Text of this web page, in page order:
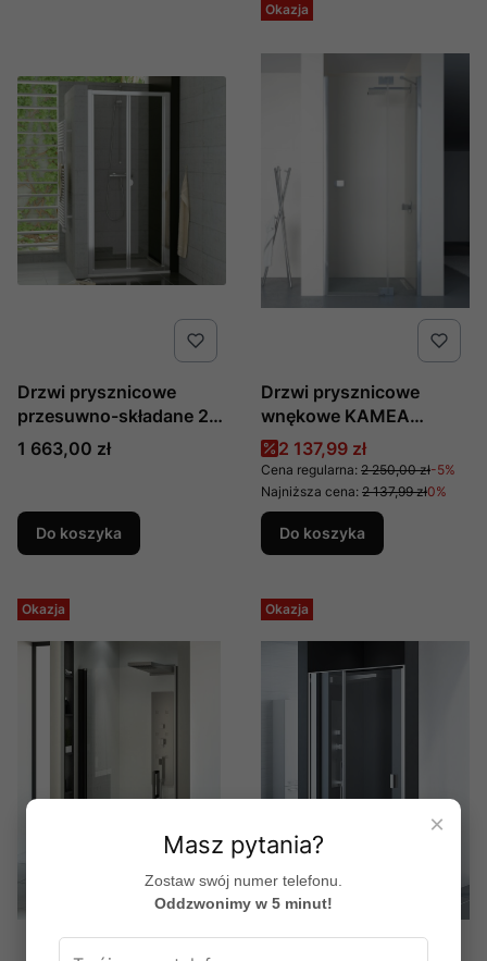
Drzwi prysznicowe
przesuwno-składane 2-
częściowe Top-Line
produkcji SanSwiss
Cena
1 663,00 zł
Do koszyka
Okazja
Drzwi prysznicowe
wnękowe KAMEA
produkcji New Trendy
90x200 - P
Cena promocyjna
2 137,99 zł
Cena regularna: 2 250,00 zł-5%
Najniższa cena: 2 137,99 zł0%
Do koszyka
Okazja Okazja
×
Masz pytania?
Zostaw swój numer telefonu.
Oddzwonimy w 5 minut!